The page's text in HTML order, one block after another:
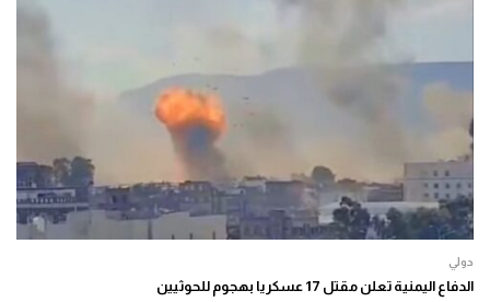
دولي
الدفاع اليمنية تعلن مقتل 17 عسكريا بهجوم للحوثيين